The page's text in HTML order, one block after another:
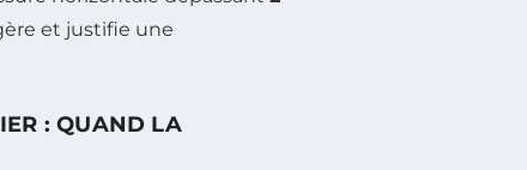
et justifie une
: QUAND LA